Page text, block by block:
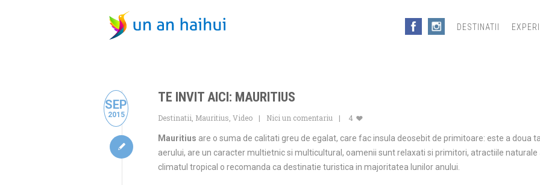
DESTINATII
SEP
2015
TE INVIT AICI: MAURITIUS
Destinatii Mauritius Video Nici un comentariu 4
Mauritius are o suma de calitati greu de egalat, care fac insula deosebit de primitoare: este a doua
aerului, are un caracter multietnic si multicultural, oamenii sunt relaxati si primitori, atractiile
climatul tropical o recomanda ca destinatie turistica in majoritatea lunilor anului.